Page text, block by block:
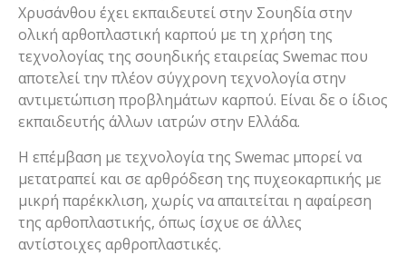
Χρυσάνθου έχει εκπαιδευτεί στην Σουηδία στην
ολική αρθοπλαστική καρπού με τη χρήση της
τεχνολογίας της σουηδικής εταιρείας Swemac που
αποτελεί την πλέον σύγχρονη τεχνολογία στην
αντιμετώπιση προβλημάτων καρπού. Είναι δε ο ίδιος
εκπαιδευτής άλλων ιατρών στην Ελλάδα.
Η επέμβαση με τεχνολογία της Swemac μπορεί να
μετατραπεί και σε αρθρόδεση της πυχεοκαρπικής με
μικρή παρέκκλιση, χωρίς να απαιτείται η αφαίρεση
της αρθοπλαστικής, όπως ίσχυε σε άλλες
αντίστοιχες αρθροπλαστικές.